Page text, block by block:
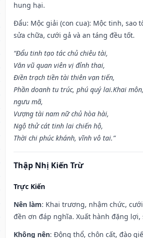
hung hại.
Đẩu: Mộc giải (con cua): Mộc tinh, sao
sửa chữa, cưới gả và an táng đều tốt.
“Đẩu tinh tạo tác chủ chiêu tài,
Văn vũ quan viên vị đỉnh thai,
Điền trạch tiền tài thiên vạn tiến,
Phần doanh tu trúc, phú quý lai.Khai
ngưu mã,
Vượng tài nam nữ chủ hòa hài,
Ngộ thử cát tinh lai chiến hộ,
Thời chi phúc khánh, vĩnh vô tai.”
Thập Nhị Kiến Trừ
Trực Kiến
Nên làm: Khai trương, nhậm chức,
đền ơn đáp nghĩa. Xuất hành đặng lợi,
Không nên: Động thổ, chôn cất, đào